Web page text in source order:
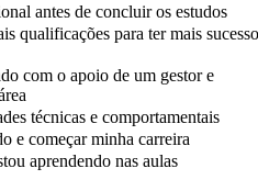
antes de concluir os estudos
qualificações para ter mais sucesso
com o apoio de um gestor e
técnicas e comportamentais
e começar minha carreira
aprendendo nas aulas